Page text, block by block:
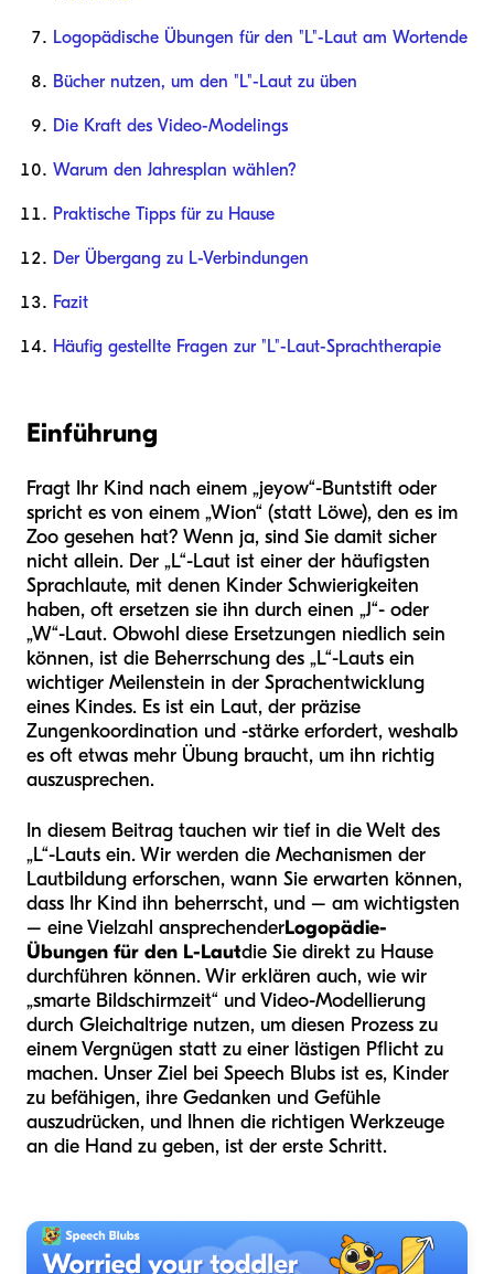
Logopädische Übungen für den "L"-Laut am Wortende
Bücher nutzen, um den "L"-Laut zu üben
Die Kraft des Video-Modelings
Warum den Jahresplan wählen?
Praktische Tipps für zu Hause
Der Übergang zu L-Verbindungen
Fazit
Häufig gestellte Fragen zur "L"-Laut-Sprachtherapie
Einführung
Fragt Ihr Kind nach einem „jeyow“-Buntstift oder
spricht es von einem „Wion“ (statt Löwe), den es im
Zoo gesehen hat? Wenn ja, sind Sie damit sicher
nicht allein. Der „L“-Laut ist einer der häufigsten
Sprachlaute, mit denen Kinder Schwierigkeiten
haben, oft ersetzen sie ihn durch einen „J“- oder
„W“-Laut. Obwohl diese Ersetzungen niedlich sein
können, ist die Beherrschung des „L“-Lauts ein
wichtiger Meilenstein in der Sprachentwicklung
eines Kindes. Es ist ein Laut, der präzise
Zungenkoordination und -stärke erfordert, weshalb
es oft etwas mehr Übung braucht, um ihn richtig
auszusprechen.
In diesem Beitrag tauchen wir tief in die Welt des
„L“-Lauts ein. Wir werden die Mechanismen der
Lautbildung erforschen, wann Sie erwarten können,
dass Ihr Kind ihn beherrscht, und – am wichtigsten
– eine Vielzahl ansprechenderLogopädie-
Übungen für den L-Lautdie Sie direkt zu Hause
durchführen können. Wir erklären auch, wie wir
„smarte Bildschirmzeit“ und Video-Modellierung
durch Gleichaltrige nutzen, um diesen Prozess zu
einem Vergnügen statt zu einer lästigen Pflicht zu
machen. Unser Ziel bei Speech Blubs ist es, Kinder
zu befähigen, ihre Gedanken und Gefühle
auszudrücken, und Ihnen die richtigen Werkzeuge
an die Hand zu geben, ist der erste Schritt.